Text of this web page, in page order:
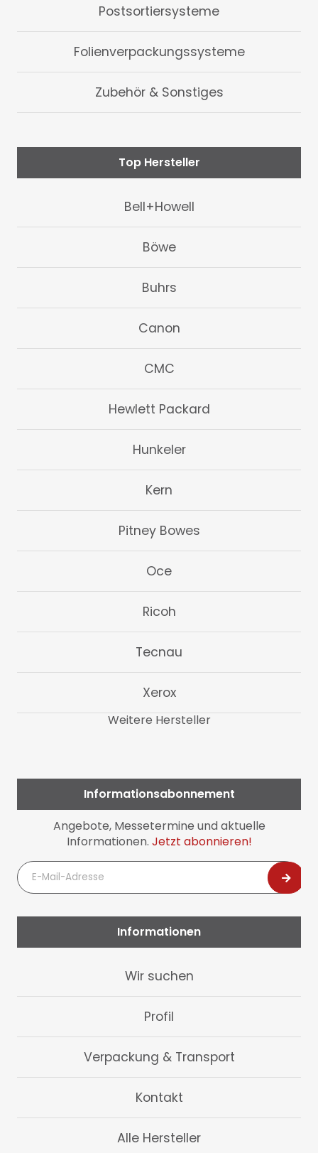
Postsortiersysteme
Folienverpackungssysteme
Zubehör & Sonstiges
Top Hersteller
Bell+Howell
Böwe
Buhrs
Canon
CMC
Hewlett Packard
Hunkeler
Kern
Pitney Bowes
Oce
Ricoh
Tecnau
Xerox
Weitere Hersteller
Informationsabonnement
Angebote, Messetermine und aktuelle
Informationen. Jetzt abonnieren!
E-
Mail-
Adresse
Informationen
überspringen
Wir suchen
Profil
Verpackung & Transport
Kontakt
Alle Hersteller